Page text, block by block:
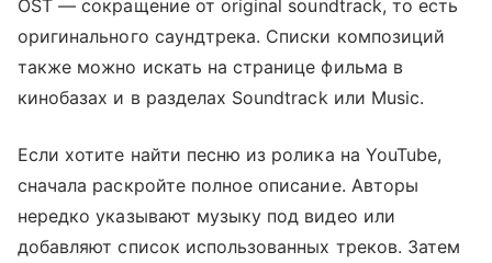
OST — сокращение от original soundtrack, то есть
оригинального саундтрека. Списки композиций
также можно искать на странице фильма в
кинобазах и в разделах Soundtrack или Music.
Если хотите найти песню из ролика на YouTube,
сначала раскройте полное описание. Авторы
нередко указывают музыку под видео или
добавляют список использованных треков. Затем